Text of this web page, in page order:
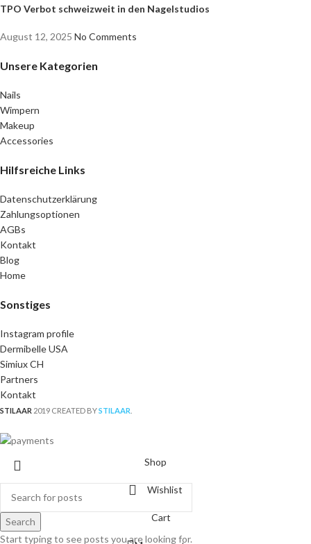
TPO Verbot schweizweit in den Nagelstudios
August 12, 2025 No Comments
Unsere Kategorien
Nails
Wimpern
Makeup
Accessories
Hilfsreiche Links
Datenschutzerklärung
Zahlungsoptionen
AGBs
Kontakt
Blog
Home
Sonstiges
Instagram profile
Dermibelle USA
Simiux CH
Partners
Kontakt
STILAAR 2019 CREATED BYSTILAAR
Search
Start typing to see posts you are looking for.
Shop
Wishlist
Cart